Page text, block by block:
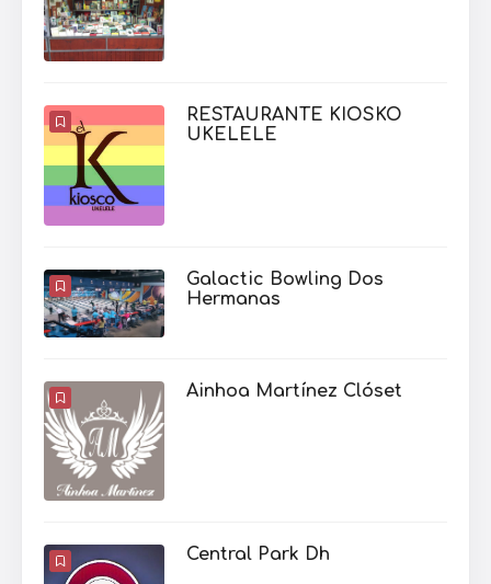
RESTAURANTE KIOSKO
UKELELE
Galactic Bowling Dos
Hermanas
Ainhoa Martínez Clóset
Central Park Dh